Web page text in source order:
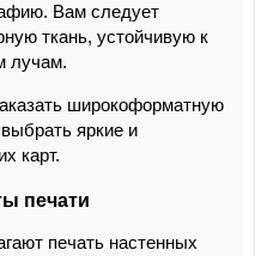
Вам следует
ткань, устойчивую к
лучам.
широкоформатную
яркие и
карт.
печати
печать настенных